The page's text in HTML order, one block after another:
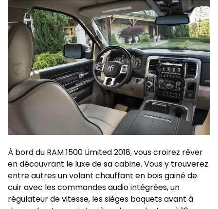
À bord du RAM 1500 Limited 2018, vous croirez rêver
en découvrant le luxe de sa cabine. Vous y trouverez
entre autres un volant chauffant en bois gainé de
cuir avec les commandes audio intégrées, un
régulateur de vitesse, les sièges baquets avant à